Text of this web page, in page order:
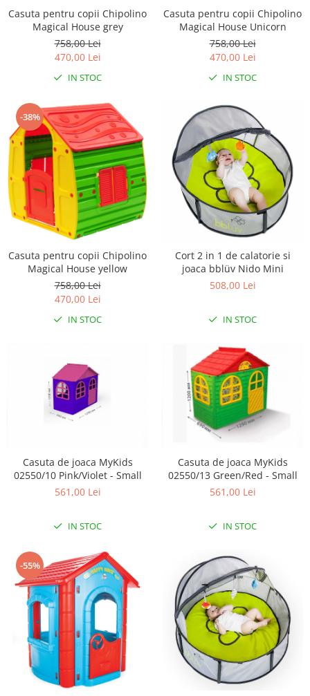
Casuta pentru copii Chipolino
Magical House grey
758,00 Lei
470,00 Lei
IN STOC
Casuta pentru copii Chipolino
Magical House Unicorn
758,00 Lei
470,00 Lei
IN STOC
-38%
Casuta pentru copii Chipolino
Magical House yellow
758,00 Lei
470,00 Lei
IN STOC
Cort 2 in 1 de calatorie si
joaca bblüv Nido Mini
508,00 Lei
IN STOC
Casuta de joaca MyKids
02550/10 Pink/Violet - Small
561,00 Lei
IN STOC
Casuta de joaca MyKids
02550/13 Green/Red - Small
561,00 Lei
IN STOC
-55%